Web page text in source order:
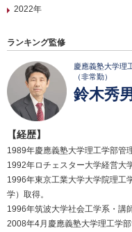
2022年
ランキング監修
慶應義塾大学理
（非常勤）
鈴木秀
【経歴】
1989年慶應義塾大学理工学部管
1992年ロチェスター大学経営大
1996年東京工業大学大学院理工
学）取得。
1996年筑波大学社会工学系・講
2008年4月慶應義塾大学理工学